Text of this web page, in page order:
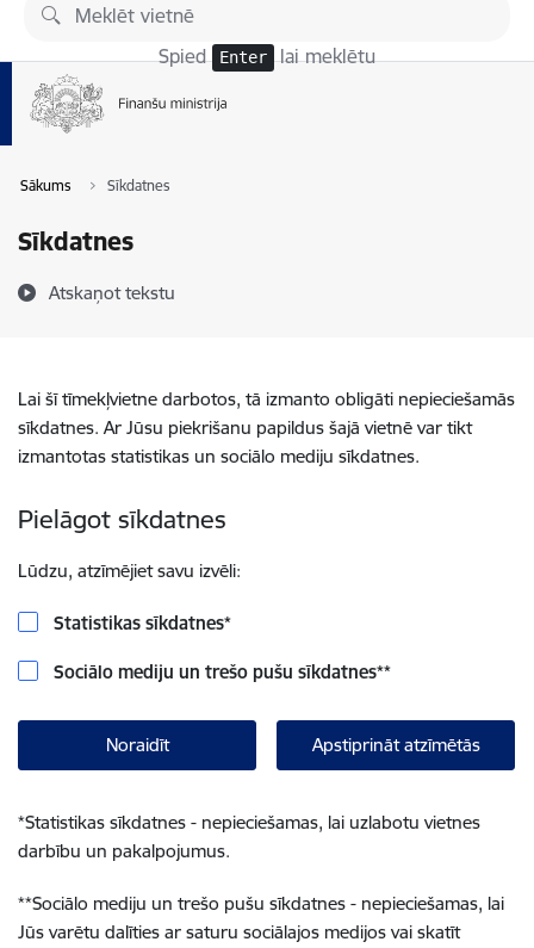
Pāriet uz lapas saturu
Spied Enter lai meklētu
Sākums Sīkdatnes
Sīkdatnes
Atskaņot tekstu
Lai šī tīmekļvietne darbotos, tā izmanto obligāti nepieciešamās
sīkdatnes. Ar Jūsu piekrišanu papildus šajā vietnē var tikt
izmantotas statistikas un sociālo mediju sīkdatnes.
Pielāgot sīkdatnes
Lūdzu, atzīmējiet savu izvēli:
Statistikas sīkdatnes*
Sociālo mediju un trešo pušu sīkdatnes**
Noraidīt Apstiprināt atzīmētās
*Statistikas sīkdatnes - nepieciešamas, lai uzlabotu vietnes
darbību un pakalpojumus.
**Sociālo mediju un trešo pušu sīkdatnes - nepieciešamas, lai
Jūs varētu dalīties ar saturu sociālajos medijos vai skatīt